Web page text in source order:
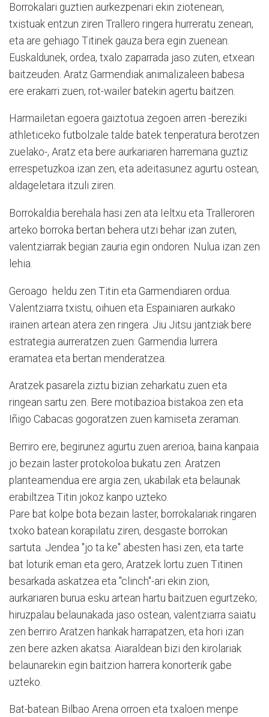
Borrokalari guztien aurkezpenari ekin ziotenean,
txistuak entzun ziren Trallero ringera hurreratu zenean,
eta are gehiago Titinek gauza bera egin zuenean.
Euskaldunek, ordea, txalo zaparrada jaso zuten, etxean
baitzeuden. Aratz Garmendiak animalizaleen babesa
ere erakarri zuen, rot-wailer batekin agertu baitzen.
Harmailetan egoera gaiztotua zegoen arren -bereziki
athleticeko futbolzale talde batek tenperatura berotzen
zuelako-, Aratz eta bere aurkariaren harremana guztiz
errespetuzkoa izan zen, eta adeitasunez agurtu ostean,
aldageletara itzuli ziren.
Borrokaldia berehala hasi zen ata Ieltxu eta Tralleroren
arteko borroka bertan behera utzi behar izan zuten,
valentziarrak begian zauria egin ondoren. Nulua izan zen
lehia.
Geroago heldu zen Titin eta Garmendiaren ordua.
Valentziarra txistu, oihuen eta Espainiaren aurkako
irainen artean atera zen ringera. Jiu Jitsu jantziak bere
estrategia aurreratzen zuen: Garmendia lurrera
eramatea eta bertan menderatzea.
Aratzek pasarela ziztu bizian zeharkatu zuen eta
ringean sartu zen. Bere motibazioa bistakoa zen eta
Iñigo Cabacas gogoratzen zuen kamiseta zeraman.
Berriro ere, begirunez agurtu zuen arerioa, baina kanpaia
jo bezain laster protokoloa bukatu zen. Aratzen
planteamendua ere argia zen, ukabilak eta belaunak
erabiltzea Titin jokoz kanpo uzteko.
Pare bat kolpe bota bezain laster, borrokalariak ringaren
txoko batean korapilatu ziren, desgaste borrokan
sartuta. Jendea "jo ta ke" abesten hasi zen, eta tarte
bat loturik eman eta gero, Aratzek lortu zuen Titinen
besarkada askatzea eta "clinch"-ari ekin zion,
aurkariaren burua esku artean hartu baitzuen egurtzeko;
hiruzpalau belaunakada jaso ostean, valentziarra saiatu
zen berriro Aratzen hankak harrapatzen, eta hori izan
zen bere azken akatsa: Aiaraldean bizi den kirolariak
belaunarekin egin baitzion harrera konorterik gabe
uzteko.
Bat-batean Bilbao Arena orroen eta txaloen menpe